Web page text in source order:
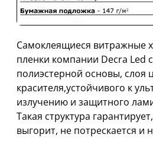
Самоклеящиеся витражные
пленки компании Decra Led
полиэстерной основы, слоя
красителя,устойчивого к
излучению и защитного
Такая структура
выгорит, не потрескается и